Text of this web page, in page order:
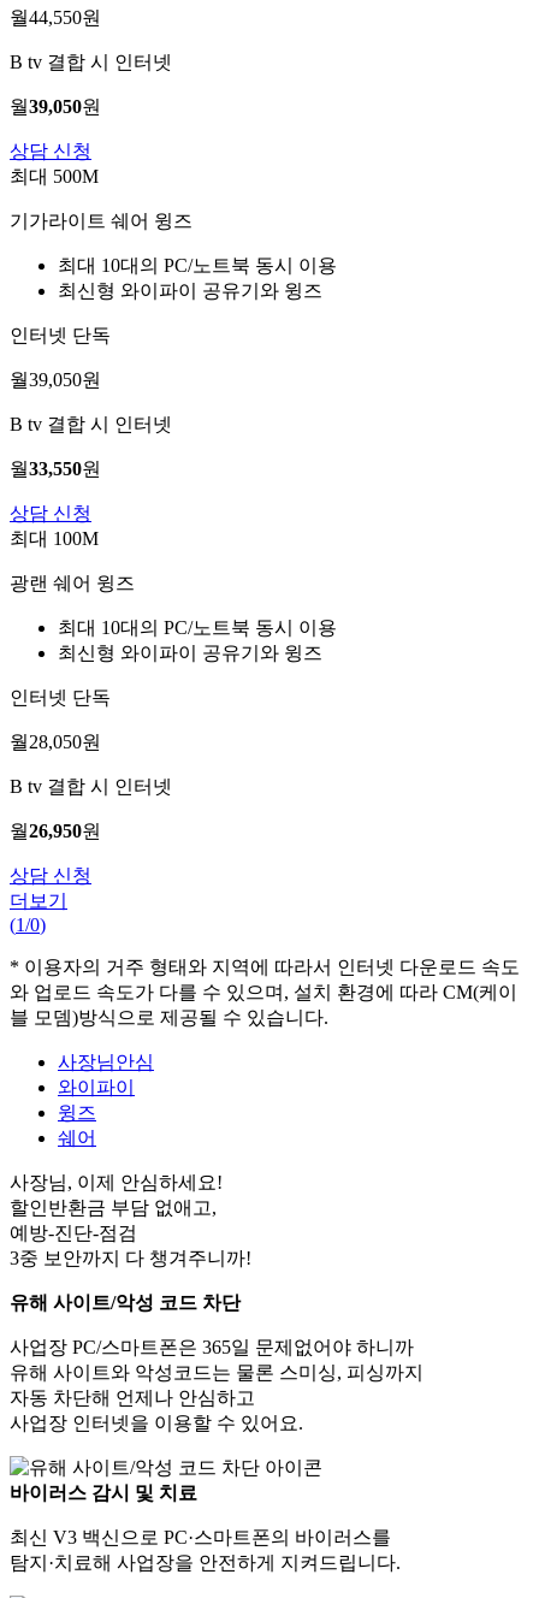
월44,550원
B tv 결합 시 인터넷
월39,050원
상담 신청
최대 500M
기가라이트 쉐어 윙즈
최대 10대의 PC/노트북 동시 이용
최신형 와이파이 공유기와 윙즈
인터넷 단독
월39,050원
B tv 결합 시 인터넷
월33,550원
상담 신청
최대 100M
광랜 쉐어 윙즈
최대 10대의 PC/노트북 동시 이용
최신형 와이파이 공유기와 윙즈
인터넷 단독
월28,050원
B tv 결합 시 인터넷
월26,950원
상담 신청
더보기
(1/0)
* 이용자의 거주 형태와 지역에 따라서 인터넷 다운로드 속도
와 업로드 속도가 다를 수 있으며, 설치 환경에 따라 CM(케이
블 모뎀)방식으로 제공될 수 있습니다.
사장님안심
와이파이
윙즈
쉐어
사장님, 이제 안심하세요!
할인반환금 부담 없애고,
예방-진단-점검
3중 보안까지 다 챙겨주니까!
유해 사이트/악성 코드 차단
사업장 PC/스마트폰은 365일 문제없어야 하니까
유해 사이트와 악성코드는 물론 스미싱, 피싱까지
자동 차단해 언제나 안심하고
사업장 인터넷을 이용할 수 있어요.
바이러스 감시 및 치료
최신 V3 백신으로 PC·스마트폰의 바이러스를
탐지·치료해 사업장을 안전하게 지켜드립니다.